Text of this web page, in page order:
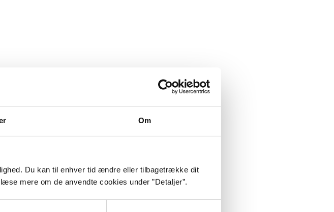
Om
Du kan til enhver tid ændre eller tilbagetrække dit
mere om de anvendte cookies under ”Detaljer”.